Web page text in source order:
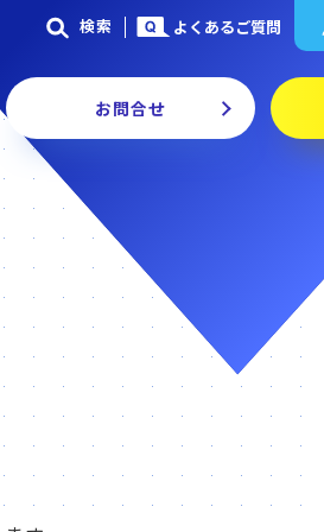
検索 よくあるご質問
お問合せ